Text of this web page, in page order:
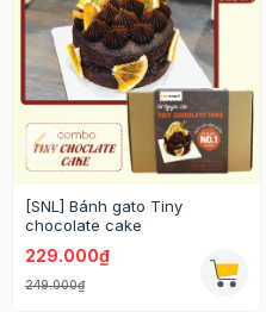
[SNL] Bánh gato Tiny
chocolate cake
229.000₫
249.000₫